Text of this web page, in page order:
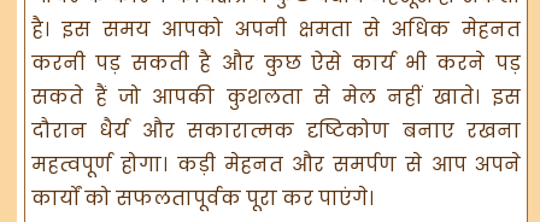
है। इस समय आपको अपनी क्षमता से अधिक मेहनत
करनी पड़ सकती है और कुछ ऐसे कार्य भी करने पड़
सकते हैं जो आपकी कुशलता से मेल नहीं खाते। इस
दौरान धैर्य और सकारात्मक दृष्टिकोण बनाए रखना
महत्वपूर्ण होगा। कड़ी मेहनत और समर्पण से आप अपने
कार्यों को सफलतापूर्वक पूरा कर पाएंगे।